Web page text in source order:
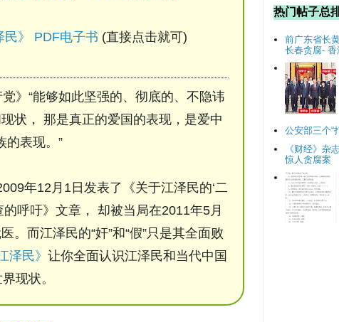
民》 PDF电子书 (直接点击就可)
》“能够如此坚强的、彻底的、不隐讳
状， 那是真正的爱国的表现，是爱中
的表现。”
年12月1日发表了《关于江泽民的‘二
呼吁》文章， 却被当局在2011年5月
。而江泽民的“奸”和“假”只是其全面败
泽民》 让你全面认识江泽民和当代中国
现状。
热门帖子总
前广东省长
长春贪腐- 香
公安部三个“
《财经》杂
惊人贪腐案